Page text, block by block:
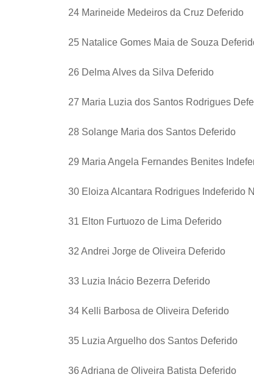
24 Marineide Medeiros da Cruz Deferido
25 Natalice Gomes Maia de Souza
26 Delma Alves da Silva Deferido
27 Maria Luzia dos Santos Rodrigues
28 Solange Maria dos Santos Deferido
29 Maria Angela Fernandes Benites
30 Eloiza Alcantara Rodrigues Indeferido
31 Elton Furtuozo de Lima Deferido
32 Andrei Jorge de Oliveira Deferido
33 Luzia Inácio Bezerra Deferido
34 Kelli Barbosa de Oliveira Deferido
35 Luzia Arguelho dos Santos Deferido
36 Adriana de Oliveira Batista Deferido